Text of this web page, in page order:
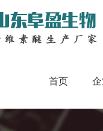
首页